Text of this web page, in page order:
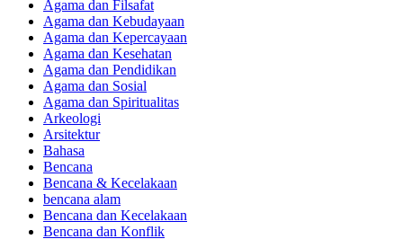
Agama dan Filsafat
Agama dan Kebudayaan
Agama dan Kepercayaan
Agama dan Kesehatan
Agama dan Pendidikan
Agama dan Sosial
Agama dan Spiritualitas
Arkeologi
Arsitektur
Bahasa
Bencana
Bencana & Kecelakaan
bencana alam
Bencana dan Kecelakaan
Bencana dan Konflik